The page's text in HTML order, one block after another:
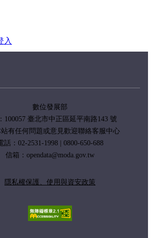
入
數位發展部
100057 臺北市中正區延平南路143 號
有任何問題或意見歡迎聯絡客服中心
話：02-2531-1998 | 0800-650-688
信箱： opendata@moda.gov.tw
隱私權保護、使用與資安政策